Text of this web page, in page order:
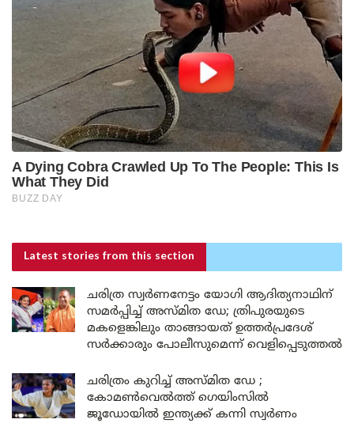
Latest stories from this section
ചരിത്ര സ്വർണനേട്ടം യോഗി ആദിത്യനാഥിന്
സമർപ്പിച്ച് അസ്മിത ഡേ; ത്രിപുരയുടെ
മകളെങ്കിലും താങ്ങായത് ഉത്തർപ്രദേശ്
സർക്കാരും പോലീസുമെന്ന് വെളിപ്പെടുത്തൽ
ചരിത്രം കുറിച്ച് അസ്മിത ഡേ ;
കോമൺവെൽത്ത് ഗെയിംസിൽ
ജൂഡോയിൽ ഇന്ത്യക്ക് കന്നി സ്വർണം